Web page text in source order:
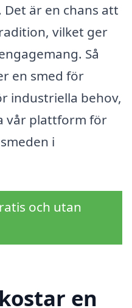
är en chans att
vilket ger
Så
en smed för
industriella behov,
vår plattform för
i
och utan
en